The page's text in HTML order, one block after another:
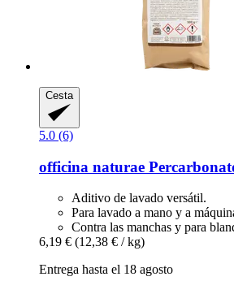
Cesta
5.0 (6)
officina naturae
Aditivo de lavado versátil.
Para lavado a mano y a
Contra las manchas y para
6,19 € (12,38 € / kg)
Entrega hasta el 18 agosto